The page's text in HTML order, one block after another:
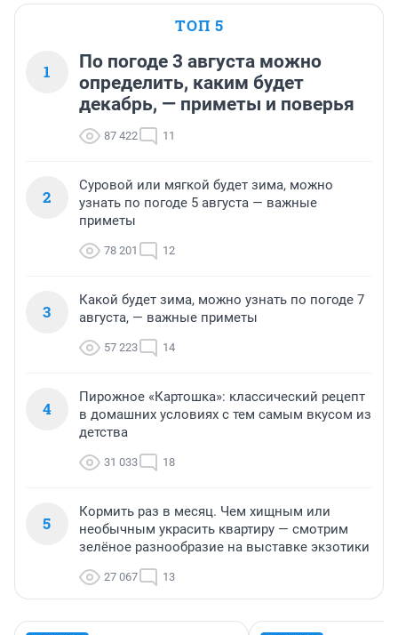
ТОП 5
1
По погоде 3 августа можно
определить, каким будет
декабрь, — приметы и поверья
87 422 11
2
Суровой или мягкой будет зима, можно
узнать по погоде 5 августа — важные
приметы
78 201 12
3
Какой будет зима, можно узнать по погоде 7
августа, — важные приметы
57 223 14
4
Пирожное «Картошка»: классический рецепт
в домашних условиях с тем самым вкусом из
детства
31 033 18
5
Кормить раз в месяц. Чем хищным или
необычным украсить квартиру — смотрим
зелёное разнообразие на выставке экзотики
27 067 13